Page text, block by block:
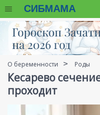
СИБМАМА
О беременности Роды
Кесарево
проходит